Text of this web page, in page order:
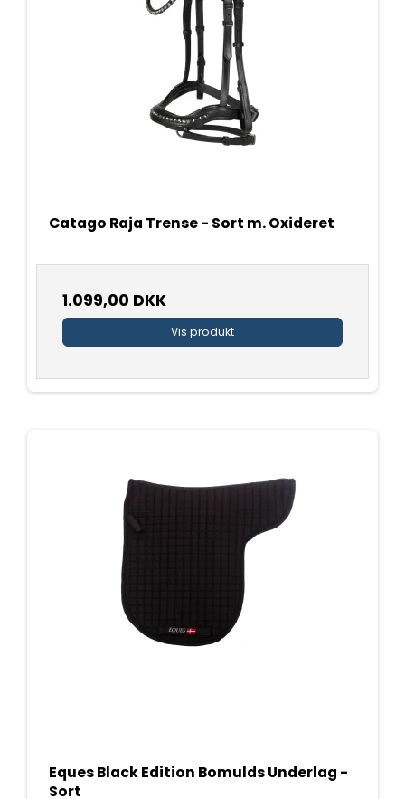
Catago Raja Trense - Sort m. Oxideret
1.099,00 DKK
Vis produkt
Eques Black Edition Bomulds Underlag -
Sort